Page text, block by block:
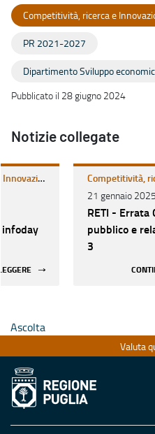
Competitività, ricerca e
PR 2021-2027
Dipartimento Sviluppo
Pubblicato il 28 giugno 2024
Notizie collegate
Competitività, ricerca e Innovazione
infoday
21 gennaio 2025
RETI - Errata
pubblico e
3
Ascolta
Valuta